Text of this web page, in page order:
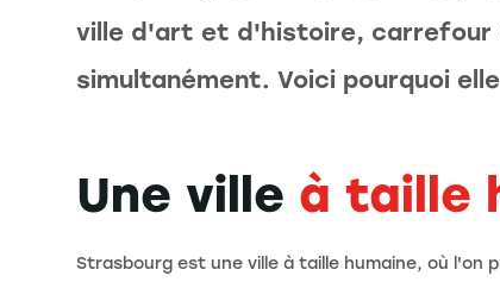
ville d'art et d'histoire, carrefour
simultanément. Voici pourquoi
Une ville à taille
Strasbourg est une ville à taille humaine, où l'on